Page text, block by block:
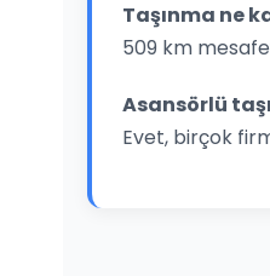
Taşınma ne
509 km
Asansörlü
Evet, birçok